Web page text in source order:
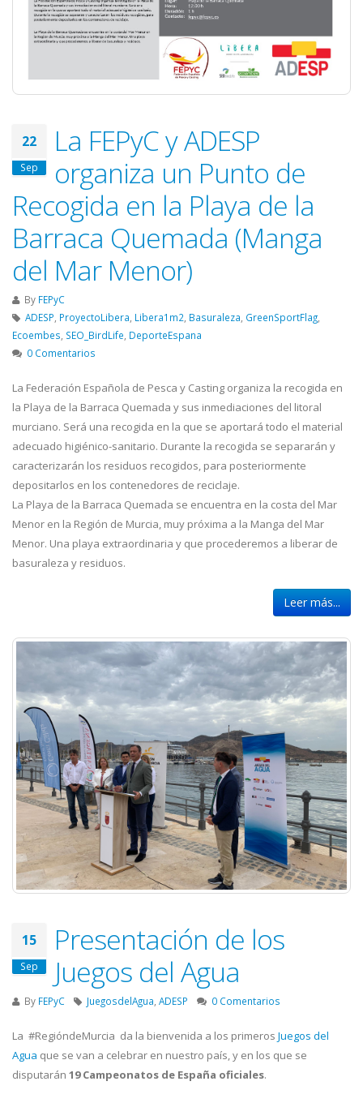
22
Sep
La FEPyC y ADESP
organiza un Punto de
Recogida en la Playa de la
Barraca Quemada (Manga
del Mar Menor)
By FEPyC
ADESP, ProyectoLibera, Libera1m2, Basuraleza, GreenSportFlag,
Ecoembes, SEO_BirdLife, DeporteEspana
0 Comentarios
La Federación Española de Pesca y Casting organiza la recogida en
la Playa de la Barraca Quemada y sus inmediaciones del litoral
murciano. Será una recogida en la que se aportará todo el material
adecuado higiénico-sanitario. Durante la recogida se separarán y
caracterizarán los residuos recogidos, para posteriormente
depositarlos en los contenedores de reciclaje.
La Playa de la Barraca Quemada se encuentra en la costa del Mar
Menor en la Región de Murcia, muy próxima a la Manga del Mar
Menor. Una playa extraordinaria y que procederemos a liberar de
basuraleza y residuos.
Leer más...
15
Sep
Presentación de los
Juegos del Agua
By FEPyC JuegosdelAgua, ADESP 0 Comentarios
La #RegióndeMurcia da la bienvenida a los primeros Juegos del
Agua que se van a celebrar en nuestro país, y en los que se
disputarán 19 Campeonatos de España oficiales.